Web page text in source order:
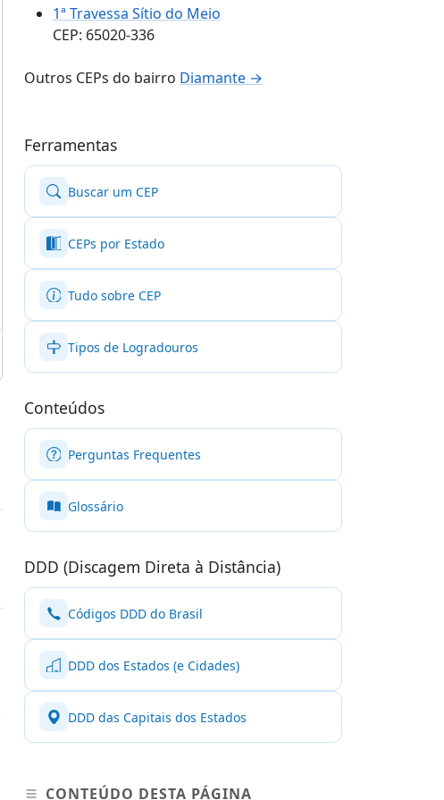
1ª Travessa Sítio do Meio
CEP: 65020-336
Outros CEPs do bairro Diamante →
Ferramentas
Buscar um CEP
CEPs por Estado
Tudo sobre CEP
Tipos de Logradouros
Conteúdos
Perguntas Frequentes
Glossário
DDD (Discagem Direta à Distância)
Códigos DDD do Brasil
DDD dos Estados (e Cidades)
DDD das Capitais dos Estados
CONTEÚDO DESTA PÁGINA